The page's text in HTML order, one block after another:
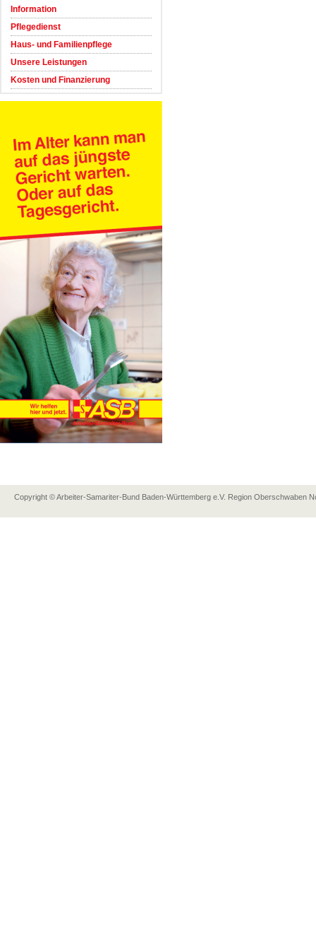
Information
Pflegedienst
Haus- und Familienpflege
Unsere Leistungen
Kosten und Finanzierung
Copyright © Arbeiter-Samariter-Bund Baden-Württemberg e.V. Region Oberschwaben